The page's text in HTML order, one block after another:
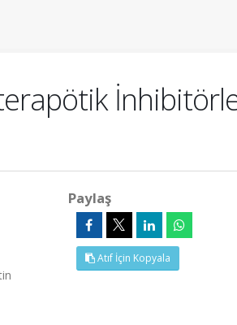
Paylaş
Atıf İçin Kopyala